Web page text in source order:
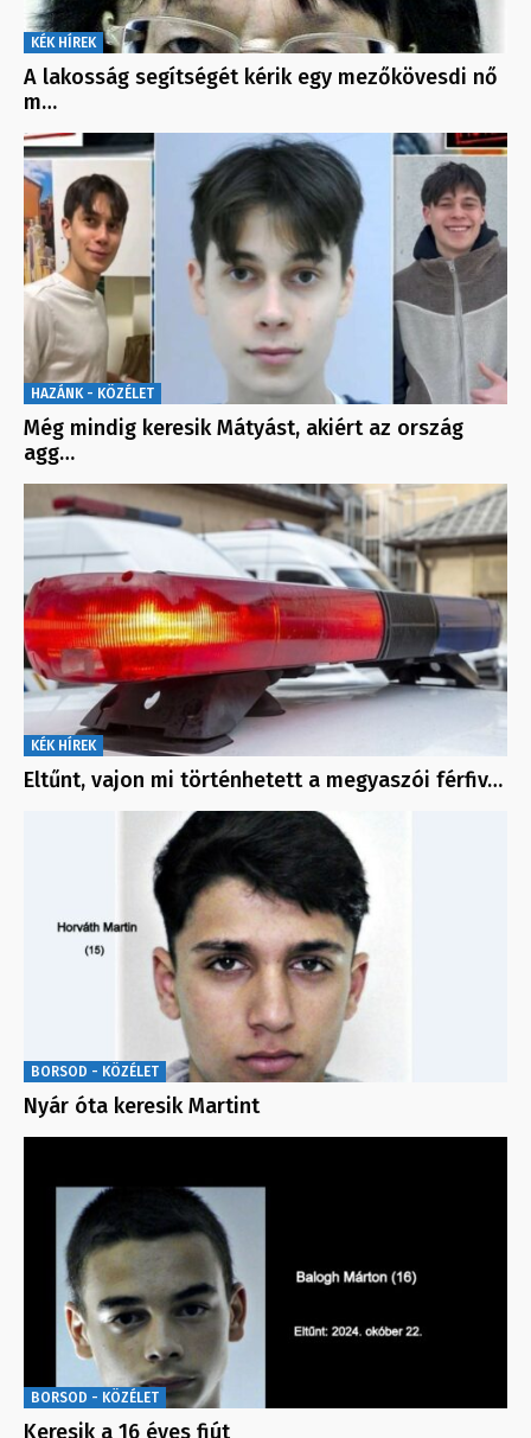
KÉK HÍREK
A lakosság segítségét kérik egy mezőkövesdi nő
m…
HAZÁNK - KÖZÉLET
Még mindig keresik Mátyást, akiért az ország
agg…
KÉK HÍREK
Eltűnt, vajon mi történhetett a megyaszói férfiv…
BORSOD - KÖZÉLET
Nyár óta keresik Martint
BORSOD - KÖZÉLET
Keresik a 16 éves fiút